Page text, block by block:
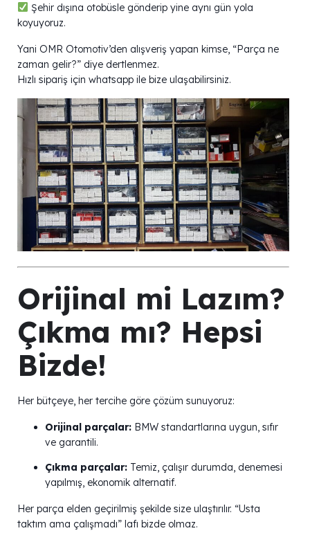
Şehir dışına otobüsle gönderip yine aynı gün yola
koyuyoruz.
Yani OMR Otomotiv’den alışveriş yapan kimse, “Parça ne
zaman gelir?” diye dertlenmez.
Hızlı sipariş için whatsapp ile bize ulaşabilirsiniz.
Orijinal mi Lazım?
Çıkma mı? Hepsi
Bizde!
Her bütçeye, her tercihe göre çözüm sunuyoruz:
Orijinal parçalar: BMW standartlarına uygun, sıfır
ve garantili.
Çıkma parçalar: Temiz, çalışır durumda, denemesi
yapılmış, ekonomik alternatif.
Her parça elden geçirilmiş şekilde size ulaştırılır. “Usta
taktım ama çalışmadı” lafı bizde olmaz.